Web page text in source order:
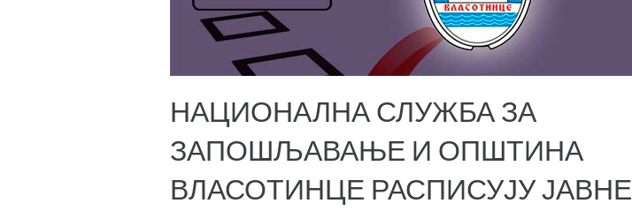
НАЦИОНАЛНА СЛУЖБА ЗА
ЗАПОШЉАВАЊЕ И ОПШТИНА
ВЛАСОТИНЦЕ РАСПИСУЈУ ЈАВНЕ